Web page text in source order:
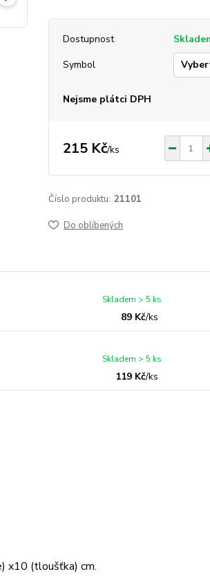
Dostupnost
Symbol
Nejsme plátci DPH
215 Kč/ks
Číslo produktu: 21101
Do oblíbených
89 Kč/ks
Skladem > 5 ks
119 Kč/ks
Skladem > 5 ks
x10 (tloušťka) cm.